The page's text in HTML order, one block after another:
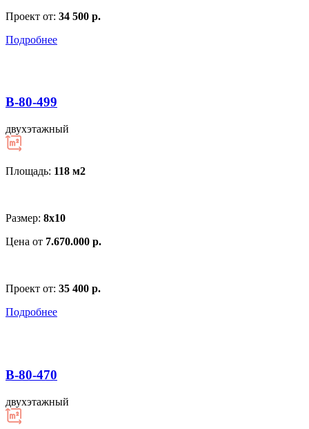
Проект от: 34 500 р.
Подробнее
В-80-499
двухэтажный
Площадь: 118 м2
Размер: 8х10
Цена от 7.670.000 р.
Проект от: 35 400 р.
Подробнее
В-80-470
двухэтажный